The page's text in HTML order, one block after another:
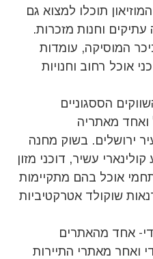
תוכלו למצוא גם
עתיקים וחנות מזכרות.
המוסיקה, עומדות
אוכל רחוב וחנויות
הססגוניים
ואחד מאתריה
ירושלים. בשוק מחנה
עשיר, דוכני מזון
אוכל בהם מתקיימות
שוקולד אטרקטיביות
אחד מהאתרים
ואחר מאתרי התיירות